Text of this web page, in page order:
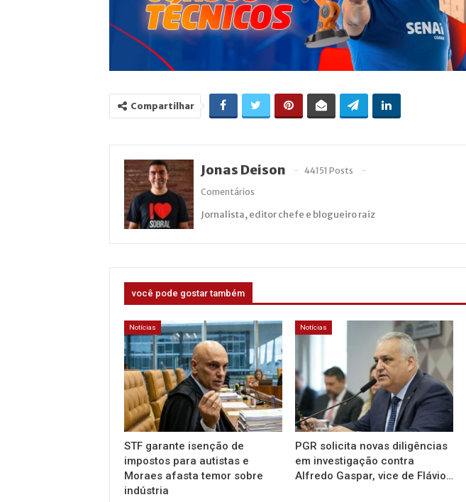
Compartilhar
Jonas Deison
44151 Posts
Comentários
Jornalista, editor chefe e blogueiro raiz
você pode gostar também
Notícias
STF garante isenção de
impostos para autistas e
Moraes afasta temor sobre
indústria
Notícias
PGR solicita novas diligências
em investigação contra
Alfredo Gaspar, vice de Flávio…